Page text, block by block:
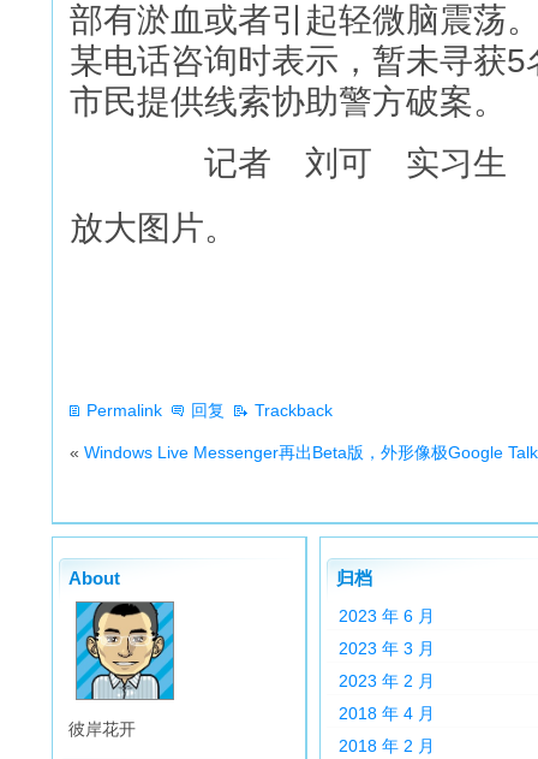
部有淤血或者引起轻微脑震荡
某电话咨询时表示，暂未寻获
市民提供线索协助警方破案。
记者 刘可 实习生
放大图片。
Permalink 回复 Trackback
« Windows Live Messenger再出Beta版，外形像极Google Talk
About
彼岸花开
归档
2023 年 6 月
2023 年 3 月
2023 年 2 月
2018 年 4 月
2018 年 2 月